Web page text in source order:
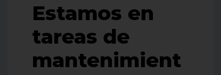
Estamos en
tareas de
mantenimient